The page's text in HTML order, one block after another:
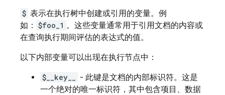
$ 表示在执行树中创建或引用的变量。例
如： $foo_1 。这些变量通常用于引用文档的内容或
在查询执行期间评估的表达式的值。
以下内部变量可以出现在执行节点中：
$__key__
- 此键是文档的内部标识符。这是
一个绝对的唯一标识符，其中包含项目、数据